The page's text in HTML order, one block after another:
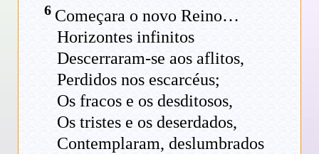
6 Começara o novo Reino…
Horizontes infinitos
Descerraram-se aos aflitos,
Perdidos nos escarcéus;
Os fracos e os desditosos,
Os tristes e os deserdados,
Contemplaram, deslumbrados